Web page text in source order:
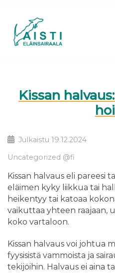
Kissan
Julkaistu 19.12.2024
Uncategorized @fi
Kissan halvaus eli pareesi
eläimen kyky liikkua tai
heikentyy tai katoaa
vaikuttaa yhteen raajaan,
koko vartaloon.
Kissan halvaus voi johtua
fyysisistä vammoista ja
tekijöihin. Halvaus ei aina